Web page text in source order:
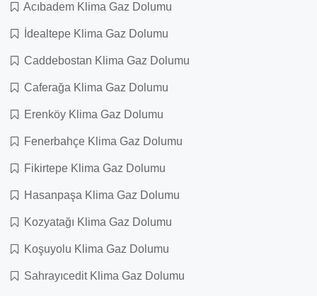
Acıbadem Klima Gaz Dolumu
İdealtepe Klima Gaz Dolumu
Caddebostan Klima Gaz Dolumu
Caferağa Klima Gaz Dolumu
Erenköy Klima Gaz Dolumu
Fenerbahçe Klima Gaz Dolumu
Fikirtepe Klima Gaz Dolumu
Hasanpaşa Klima Gaz Dolumu
Kozyatağı Klima Gaz Dolumu
Koşuyolu Klima Gaz Dolumu
Sahrayıcedit Klima Gaz Dolumu